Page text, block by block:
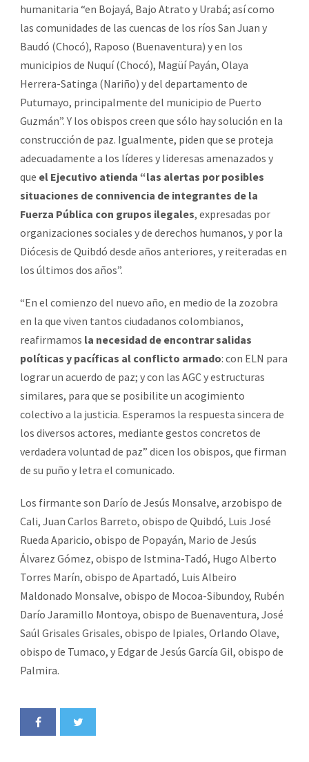
humanitaria “en Bojayá, Bajo Atrato y Urabá; así como
las comunidades de las cuencas de los ríos San Juan y
Baudó (Chocó), Raposo (Buenaventura) y en los
municipios de Nuquí (Chocó), Magüí Payán, Olaya
Herrera-Satinga (Nariño) y del departamento de
Putumayo, principalmente del municipio de Puerto
Guzmán”. Y los obispos creen que sólo hay solución en la
construcción de paz. Igualmente, piden que se proteja
adecuadamente a los líderes y lideresas amenazados y
que el Ejecutivo atienda “las alertas por posibles
situaciones de connivencia de integrantes de la
Fuerza Pública con grupos ilegales, expresadas por
organizaciones sociales y de derechos humanos, y por la
Diócesis de Quibdó desde años anteriores, y reiteradas en
los últimos dos años”.
“En el comienzo del nuevo año, en medio de la zozobra
en la que viven tantos ciudadanos colombianos,
reafirmamos la necesidad de encontrar salidas
políticas y pacíficas al conflicto armado: con ELN para
lograr un acuerdo de paz; y con las AGC y estructuras
similares, para que se posibilite un acogimiento
colectivo a la justicia. Esperamos la respuesta sincera de
los diversos actores, mediante gestos concretos de
verdadera voluntad de paz” dicen los obispos, que firman
de su puño y letra el comunicado.
Los firmante son Darío de Jesús Monsalve, arzobispo de
Cali, Juan Carlos Barreto, obispo de Quibdó, Luis José
Rueda Aparicio, obispo de Popayán, Mario de Jesús
Álvarez Gómez, obispo de Istmina-Tadó, Hugo Alberto
Torres Marín, obispo de Apartadó, Luis Albeiro
Maldonado Monsalve, obispo de Mocoa-Sibundoy, Rubén
Darío Jaramillo Montoya, obispo de Buenaventura, José
Saúl Grisales Grisales, obispo de Ipiales, Orlando Olave,
obispo de Tumaco, y Edgar de Jesús García Gil, obispo de
Palmira.